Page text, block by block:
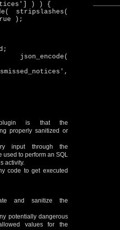
) ) {
stripslashes(
);
is that the
properly sanitized or
input through the
used to perform an SQL
activity.
code to get executed
and sanitize the
potentially dangerous
values for the